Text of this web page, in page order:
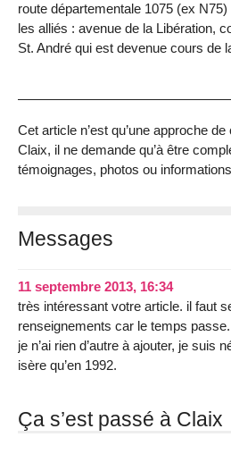
route départementale 1075 (ex
les alliés : avenue de la Libération,
St. André qui est devenue cours de
Cet article n’est qu’une approche
Claix, il ne demande qu’à être
témoignages, photos ou
Messages
11 septembre 2013, 16:34
très intéressant votre article. il faut
renseignements car le temps
je n’ai rien d’autre à ajouter, je suis
isère qu’en 1992.
Ça s’est passé à Claix